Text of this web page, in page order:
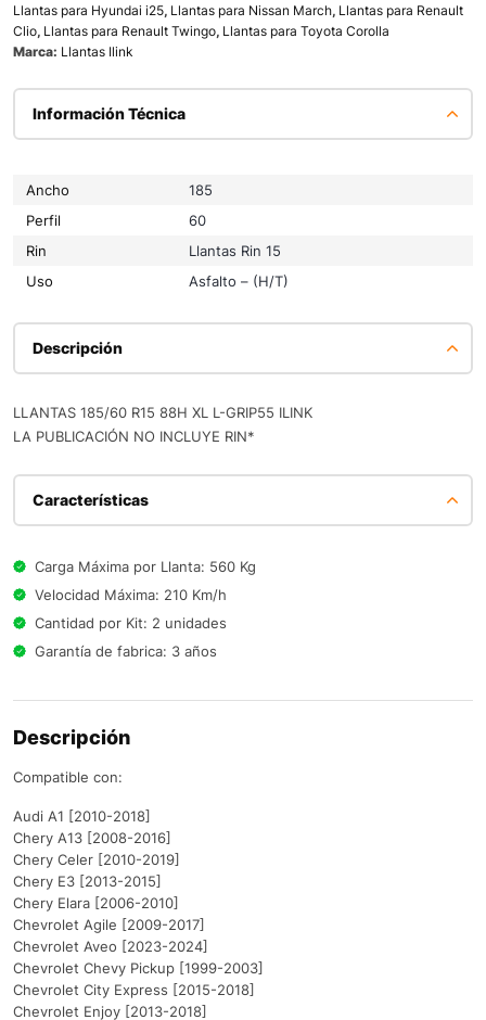
Llantas para Hyundai i25, Llantas para Nissan March, Llantas para Renault
Clio, Llantas para Renault Twingo, Llantas para Toyota Corolla
Marca: Llantas Ilink
Información Técnica
Ancho
185
Perfil
60
Rin
Llantas Rin 15
Uso
Asfalto – (H/T)
Descripción
LLANTAS 185/60 R15 88H XL L-GRIP55 ILINK
LA PUBLICACIÓN NO INCLUYE RIN*
Características
Carga Máxima por Llanta: 560 Kg
Velocidad Máxima: 210 Km/h
Cantidad por Kit: 2 unidades
Garantía de fabrica: 3 años
Descripción
Compatible con:
Audi A1 [2010-2018]
Chery A13 [2008-2016]
Chery Celer [2010-2019]
Chery E3 [2013-2015]
Chery Elara [2006-2010]
Chevrolet Agile [2009-2017]
Chevrolet Aveo [2023-2024]
Chevrolet Chevy Pickup [1999-2003]
Chevrolet City Express [2015-2018]
Chevrolet Enjoy [2013-2018]